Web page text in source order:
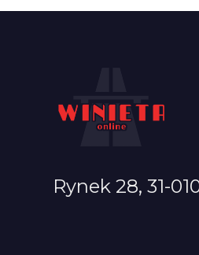
Rynek 28, 31-